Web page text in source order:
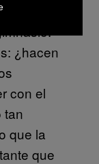
entorno
¿hacen
con el
tan
que la
que